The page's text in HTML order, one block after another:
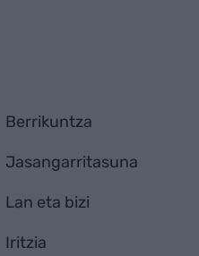
Berrikuntza
Jasangarritasuna
Lan eta bizi
Iritzia